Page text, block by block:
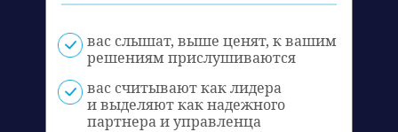
вас слышат, выше ценят, к вашим
решениям прислушиваются
вас считывают как лидера
и выделяют как надежного
партнера и управленца